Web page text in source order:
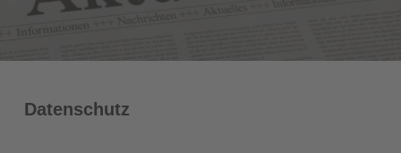
Datenschutz